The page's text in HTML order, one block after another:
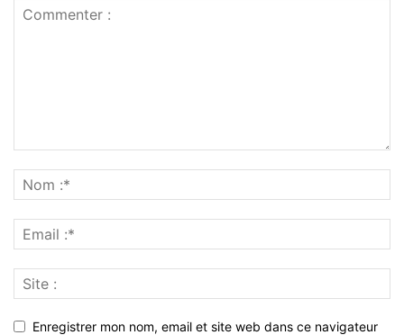
Enregistrer mon nom, email et site web dans ce navigateur